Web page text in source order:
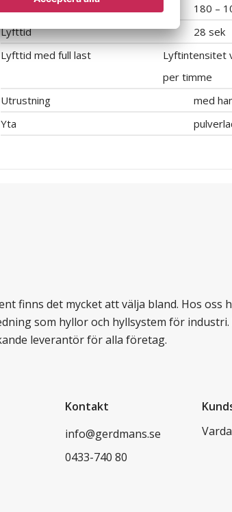
180 –
Lyfttid
28 sek
Lyfttid med full last
Lyftintensitet
per timme
Utrustning
med
Yta
finns det mycket att välja bland. Hos oss
som hyllor och hyllsystem för
leverantör för alla företag.
Kontakt
info@gerdmans.se
0433-740 80